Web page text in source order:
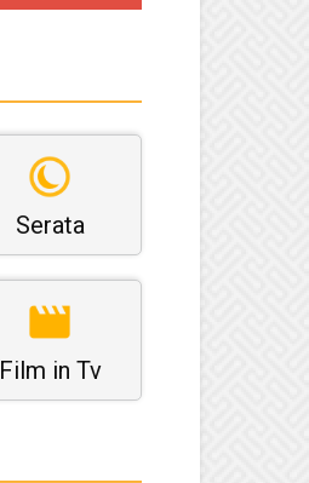
Serata
Film in Tv